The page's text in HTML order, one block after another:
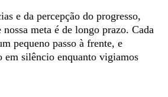
e da percepção do progresso,
meta é de longo prazo. Cada
pequeno passo à frente, e
em silêncio enquanto vigiamos